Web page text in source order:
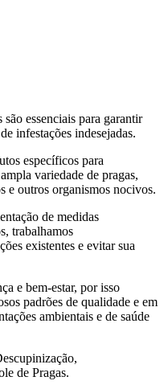
essenciais para garantir
infestações indesejadas.
específicos para
variedade de pragas,
e outros organismos nocivos.
de medidas
trabalhamos
existentes e evitar sua
e bem-estar, por isso
padrões de qualidade e em
ambientais e de saúde
de Pragas.